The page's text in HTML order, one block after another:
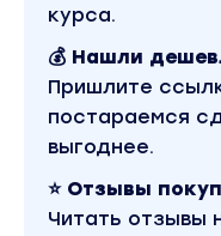
курса.
💰 Нашли
Пришлите
постараемся
выгоднее.
⭐ Отзывы
Читать отзывы